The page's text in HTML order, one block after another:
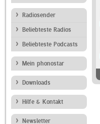
Radiosender
Beliebteste Radios
Beliebteste Podcasts
Mein phonostar
Downloads
Hilfe & Kontakt
Newsletter